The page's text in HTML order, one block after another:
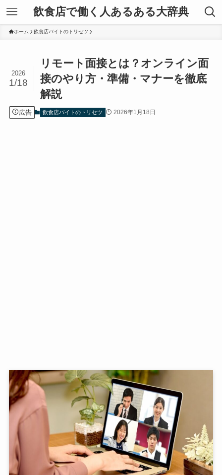
飲食店で働く人あるある大辞典
ホーム 飲食店バイトのトリセツ
リモート面接とは？オンライン面
接のやり方・準備・マナーを徹底
解説
2026
1/18
広告 飲食店バイトのトリセツ 2026年1月18日